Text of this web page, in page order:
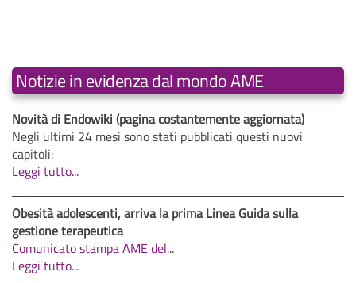
Notizie in evidenza dal mondo AME
Novità di Endowiki (pagina costantemente aggiornata)
Negli ultimi 24 mesi sono stati pubblicati questi nuovi
capitoli:
Leggi tutto...
Obesità adolescenti, arriva la prima Linea Guida sulla
gestione terapeutica
Comunicato stampa AME del...
Leggi tutto...